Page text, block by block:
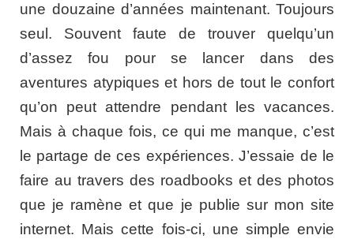
une douzaine d’années maintenant. Toujours
seul. Souvent faute de trouver quelqu’un
d’assez fou pour se lancer dans des
aventures atypiques et hors de tout le confort
qu’on peut attendre pendant les vacances.
Mais à chaque fois, ce qui me manque, c’est
le partage de ces expériences. J’essaie de le
faire au travers des roadbooks et des photos
que je ramène et que je publie sur mon site
internet. Mais cette fois-ci, une simple envie